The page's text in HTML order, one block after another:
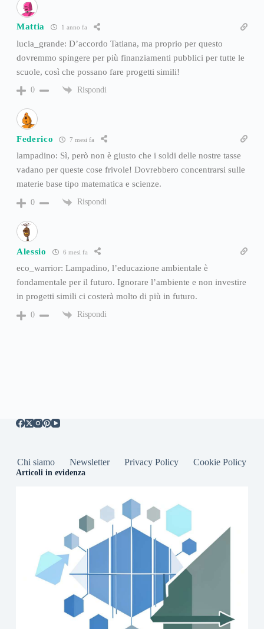
Mattia 1 anno fa
lucia_grande: D’accordo Tatiana, ma proprio per questo
dovremmo spingere per più finanziamenti pubblici per tutte le
scuole, così che possano fare progetti simili!
0 Rispondi
Federico 7 mesi fa
lampadino: Sì, però non è giusto che i soldi delle nostre tasse
vadano per queste cose frivole! Dovrebbero concentrarsi sulle
materie base tipo matematica e scienze.
0 Rispondi
Alessio 6 mesi fa
eco_warrior: Lampadino, l’educazione ambientale è
fondamentale per il futuro. Ignorare l’ambiente e non investire
in progetti simili ci costerà molto di più in futuro.
0 Rispondi
Chi siamo Newsletter Privacy Policy Cookie Policy
Articoli in evidenza